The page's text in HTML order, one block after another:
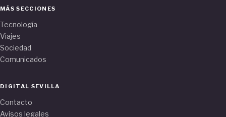
MÁS SECCIONES
Tecnología
Viajes
Sociedad
Comunicados
DIGITAL SEVILLA
Contacto
Avisos legales